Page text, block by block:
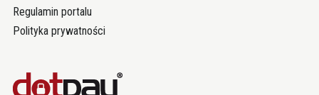
Regulamin portalu
Polityka prywatności